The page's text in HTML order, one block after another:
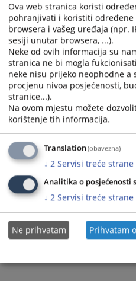
Trenutno
Ova web stranica koristi
pohranjivati i koristiti određene
browsera i vašeg uređaja (npr.
sesiji unutar browsera, ...).
Neke od ovih informacija su
stranica ne bi mogla
neke nisu prijeko neophodne a
procjenu nivoa posjećenosti,
stranice...).
Na ovom mjestu možete
korištenje tih informacija.
Translation(obavezna)
↓ 2 Servisi treće strane
Analitika o posjećenosti
↓ 2 Servisi treće strane
Ne prihvatam Prihvatam